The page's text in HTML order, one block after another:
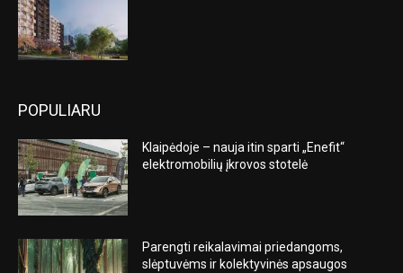
POPULIARU
Klaipėdoje – nauja itin sparti „Enefit“
elektromobilių įkrovos stotelė
Parengti reikalavimai priedangoms,
slėptuvėms ir kolektyvinės apsaugos